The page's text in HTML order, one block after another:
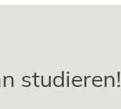
studieren!